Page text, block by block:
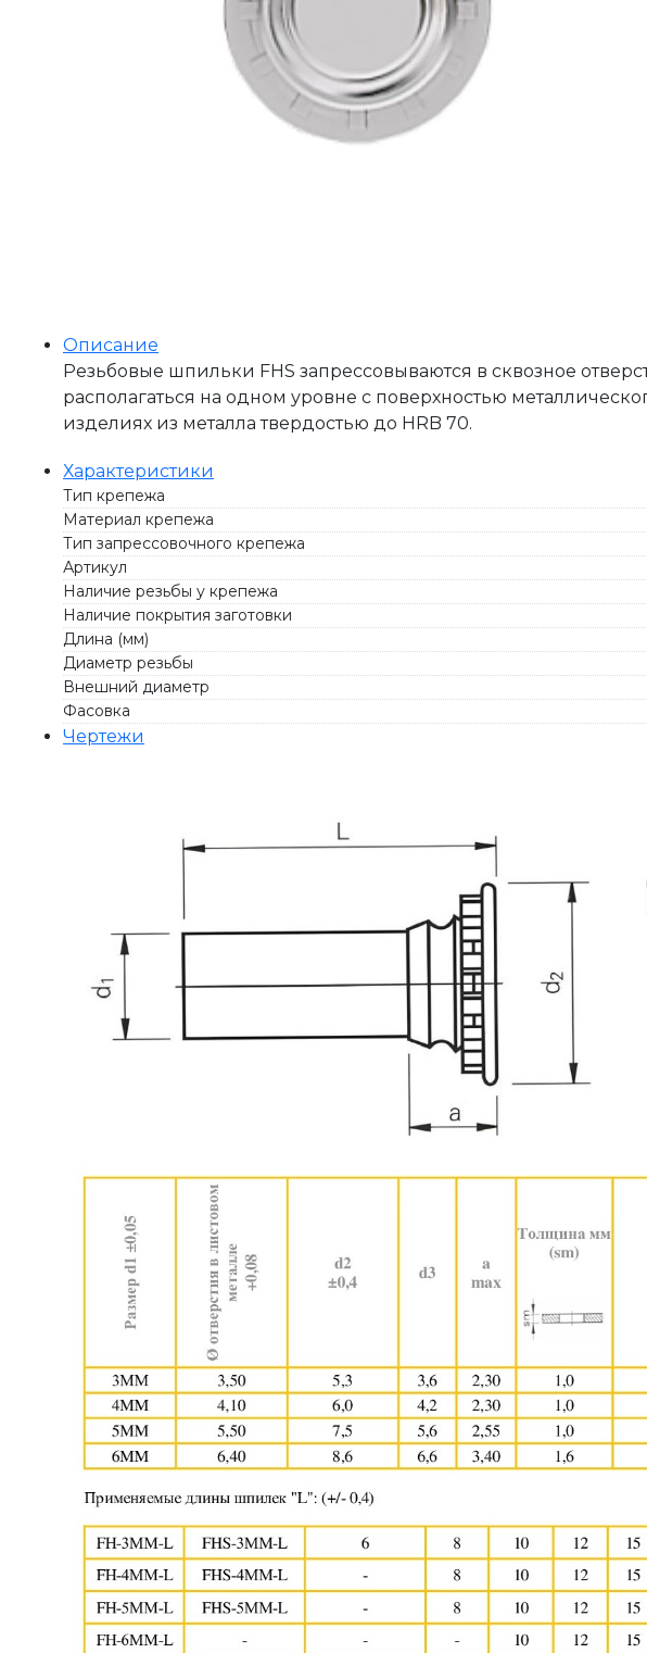
Описание
Резьбовые шпильки FHS запрессовываются в сквозное
располагаться на одном уровне с поверхностью
изделиях из металла твердостью до HRB 70.
Характеристики
Тип крепежа
Материал крепежа
Тип запрессовочного крепежа
Артикул
Наличие резьбы у крепежа
Наличие покрытия заготовки
Длина (мм)
Диаметр резьбы
Внешний диаметр
Фасовка
Чертежи